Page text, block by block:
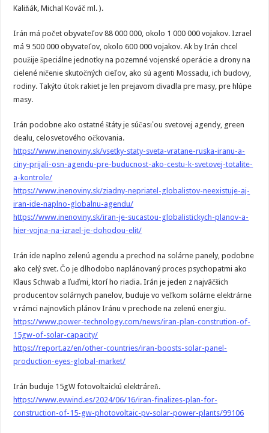
Kaliňák, Michal Kováč ml. ).
Irán má počet obyvateľov 88 000 000, okolo 1 000 000 vojakov. Izrael
má 9 500 000 obyvateľov, okolo 600 000 vojakov. Ak by Irán chcel
použije špeciálne jednotky na pozemné vojenské operácie a drony na
cielené ničenie skutočných cieľov, ako sú agenti Mossadu, ich budovy,
rodiny. Takýto útok rakiet je len prejavom divadla pre masy, pre hlúpe
masy.
Irán podobne ako ostatné štáty je súčasťou svetovej agendy, green
dealu, celosvetového očkovania.
https://www.inenoviny.sk/vsetky-staty-sveta-vratane-ruska-iranu-a-
ciny-prijali-osn-agendu-pre-buducnost-ako-cestu-k-svetovej-totalite-
a-kontrole/
https://www.inenoviny.sk/ziadny-nepriatel-globalistov-neexistuje-aj-
iran-ide-naplno-globalnu-agendu/
https://www.inenoviny.sk/iran-je-sucastou-globalistickych-planov-a-
hier-vojna-na-izrael-je-dohodou-elit/
Irán ide naplno zelenú agendu a prechod na solárne panely, podobne
ako celý svet. Čo je dlhodobo naplánovaný proces psychopatmi ako
Klaus Schwab a ľuďmi, ktorí ho riadia. Irán je jeden z najväčšich
producentov solárnych panelov, buduje vo veľkom solárne elektrárne
v rámci najnovšich plánov Iránu v prechode na zelenú energiu.
https://www.power-technology.com/news/iran-plan-constrution-of-
15gw-of-solar-capacity/
https://report.az/en/other-countries/iran-boosts-solar-panel-
production-eyes-global-market/
Irán buduje 15gW fotovoltaickú elektráreň.
https://www.evwind.es/2024/06/16/iran-finalizes-plan-for-
construction-of-15-gw-photovoltaic-pv-solar-power-plants/99106